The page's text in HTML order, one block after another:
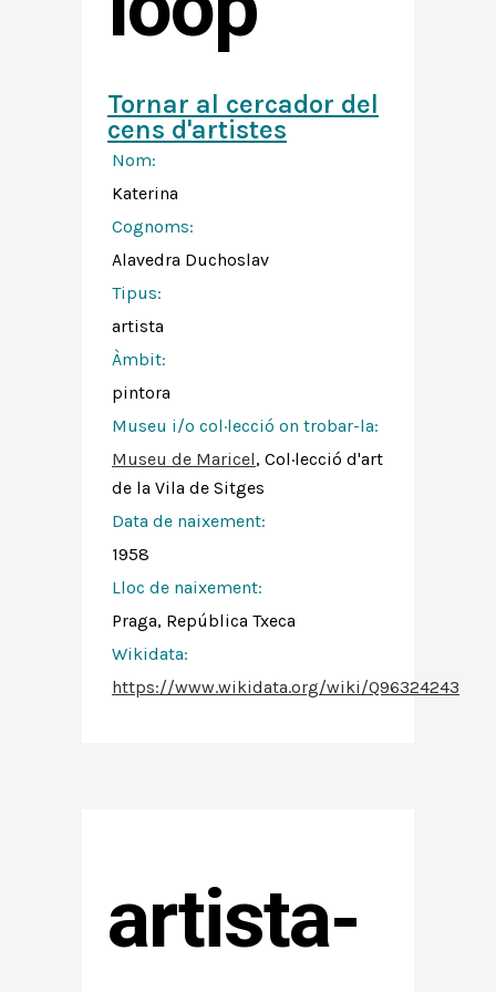
Tornar al cercador del
cens d'artistes
Nom:
Katerina
Cognoms:
Alavedra Duchoslav
Tipus:
artista
Àmbit:
pintora
Museu i/o col·lecció on trobar-la:
Museu de Maricel, Col·lecció d'art
de la Vila de Sitges
Data de naixement:
1958
Lloc de naixement:
Praga, República Txeca
Wikidata:
https://www.wikidata.org/wiki/Q96324243
artista-